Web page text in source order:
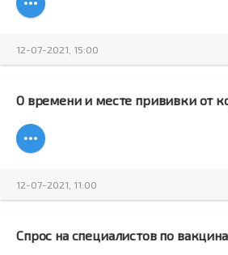
12-07-2021, 15:00
О времени и месте прививки от
12-07-2021, 11:00
Спрос на специалистов по